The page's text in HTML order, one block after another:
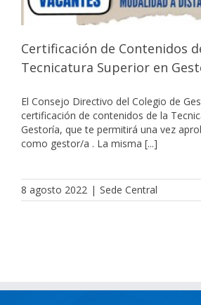
Certificación de Contenidos
Tecnicatura Superior en
El Consejo Directivo del Colegio de
certificación de contenidos de la
Gestoría, que te permitirá una vez
como gestor/a . La misma [...]
8 agosto 2022 | Sede Central